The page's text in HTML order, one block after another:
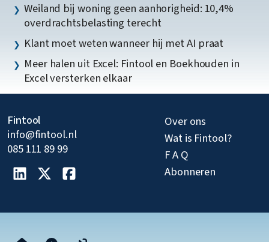
Weiland bij woning geen aanhorigheid: 10,4%
overdrachtsbelasting terecht
Klant moet weten wanneer hij met AI praat
Meer halen uit Excel: Fintool en Boekhouden in
Excel versterken elkaar
Fintool
info@fintool.nl
085 111 89 99
Over ons
Wat is Fintool?
F A Q
Abonneren